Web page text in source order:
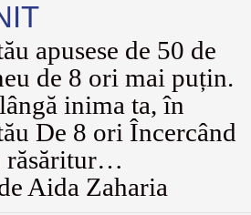
apusese de 50 de
de 8 ori mai puțin.
inima ta, în
De 8 ori Încercând
răsăritur…
Aida Zaharia